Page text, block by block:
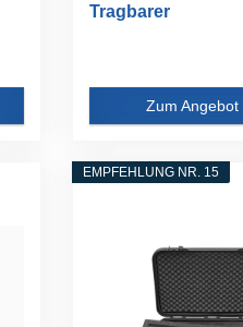
Tragbarer
Zum Angebot
EMPFEHLUNG NR. 15